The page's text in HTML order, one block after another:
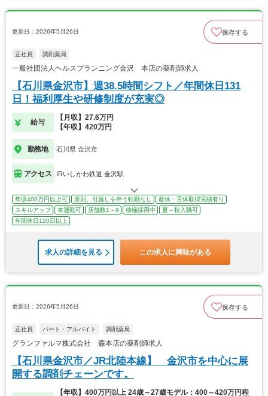
更新日：2026年5月26日 保存する
正社員 調剤薬局
一般社団法人ヘルスプランニング金沢 本店の薬剤師求人
【石川県金沢市】週38.5時間シフト／年間休日131
日！福利厚生や研修制度が充実◎
給与
【月収】27.6万円
【年収】420万円
勤務地 石川県 金沢市
アクセス IRいしかわ鉄道 金沢駅
年収400万円以上可 原則、引越しを伴う転勤なし
産休・育休取得実績有り
スキルアップ
車通勤可 店舗数1～9 積極採用中
夏～秋入職可
年間休日120日以上
求人の詳細を見る この求人に興味がある
更新日：2026年5月26日 保存する
正社員 パート・アルバイト 調剤薬局
グランファルマ株式会社 森本店の薬剤師求人
【石川県金沢市／JR北陸本線】 金沢市を中心に展
開する調剤チェーンです。
【年収】400万円以上 24歳～27歳モデル：400～420万円程